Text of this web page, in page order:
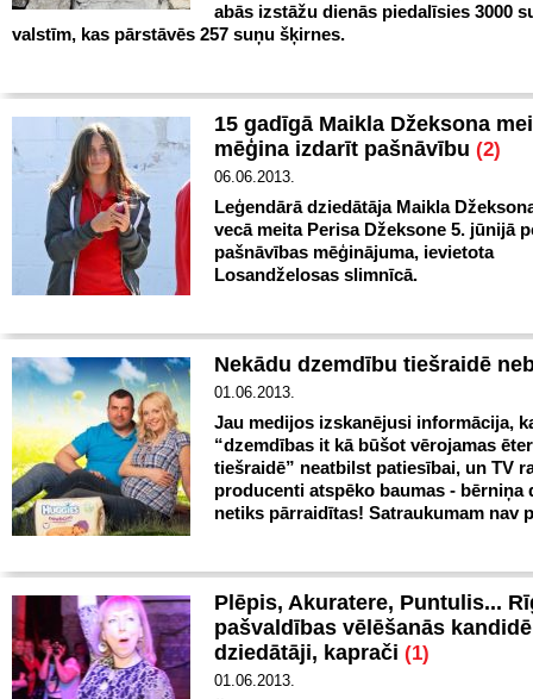
abās izstāžu dienās piedalīsies 3000
valstīm, kas pārstāvēs 257 suņu šķirnes.
15 gadīgā Maikla Džeksona
mēģina izdarīt pašnāvību (2)
06.06.2013.
Leģendārā dziedātāja Maikla
vecā meita Perisa Džeksone 5. jūnijā
pašnāvības mēģinājuma, ievietota
Losandželosas slimnīcā.
Nekādu dzemdību tiešraidē
01.06.2013.
Jau medijos izskanējusi informācija,
“dzemdības it kā būšot vērojamas
tiešraidē” neatbilst patiesībai, un TV
producenti atspēko baumas - bērniņa
netiks pārraidītas! Satraukumam nav
Plēpis, Akuratere, Puntulis...
pašvaldības vēlēšanās
dziedātāji, kaprači (1)
01.06.2013.